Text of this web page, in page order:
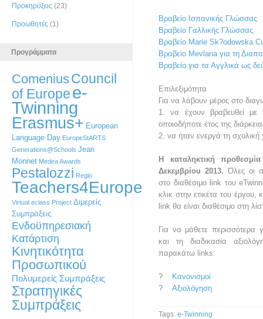
Προκηρύξεις (23)
Προωθητές (1)
Προγράμματα
ComeniusCouncil
of Europee-
Twinning
Erasmus+ European
Language Day EuropeStARTS
Generations@Schools Jean
Monnet Medea Awards
Pestalozzi Regio
Teachers4Europe
Virtual eclass Project Διμερείς
Συμπράξεις
Ενδοϋπηρεσιακή
Κατάρτιση
Κινητικότητα
Προσωπικού
Πολυμερείς Συμπράξεις
Στρατηγικές
Συμπράξεις
Βραβείο Ισπανικής Γλώσσας
Βραβείο Γαλλικής Γλώσσας
Βραβείο Marie Sk?odowska
Βραβείο Mevlana για τη
Βραβείο για τα Αγγλικά ως
Επιλεξιμότητα
Για να λάβουν μέρος στο
1. να έχουν βραβευθεί με
οποιοδήποτε έτος της
2. να ήταν ενεργά τη σχολική
Η καταληκτική
Δεκεμβρίου 2013.Όλες οι
στο διαθέσιμο link του
κλικ στην ετικέτα του έργου,
link θα είναι διαθέσιμο στη
Για να μάθετε περισσότερα
και τη διαδικασία
παρακάτω links:
?
Κανονισμοί
? Αξιολόγηση
Tags: e-Twinning